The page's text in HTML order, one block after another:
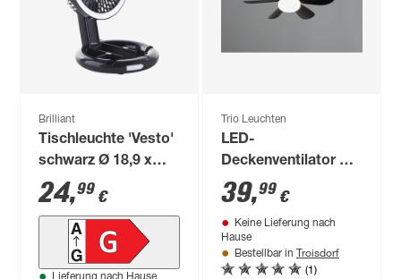
Brilliant
Tischleuchte 'Vesto'
schwarz Ø 18,9 x
27,5 cm mit
Ventilator
24,99 €
Trio Leuchten
LED-
Deckenventilator mit
Beleuchtung 'Lund'
dimmbar 850 lm
tageslichtweiß Ø 53
x 16 cm
39,99 €
Keine Lieferung nach
Hause
Bestellbar in Troisdorf
(1)